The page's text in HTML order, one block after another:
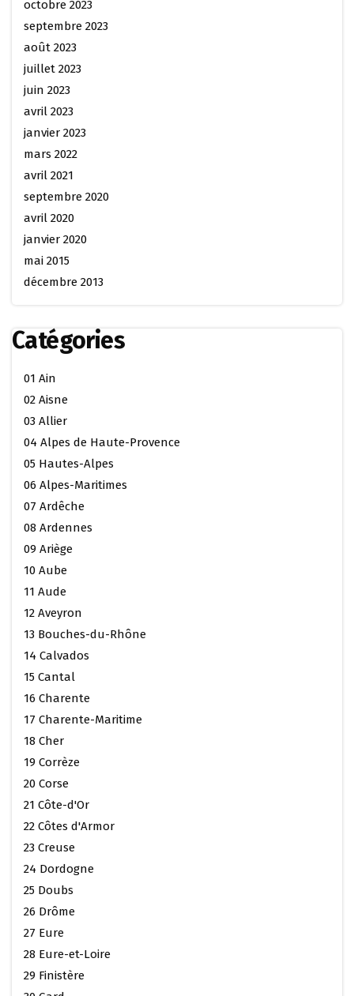
octobre 2023
septembre 2023
août 2023
juillet 2023
juin 2023
avril 2023
janvier 2023
mars 2022
avril 2021
septembre 2020
avril 2020
janvier 2020
mai 2015
décembre 2013
Catégories
01 Ain
02 Aisne
03 Allier
04 Alpes de Haute-Provence
05 Hautes-Alpes
06 Alpes-Maritimes
07 Ardêche
08 Ardennes
09 Ariège
10 Aube
11 Aude
12 Aveyron
13 Bouches-du-Rhône
14 Calvados
15 Cantal
16 Charente
17 Charente-Maritime
18 Cher
19 Corrèze
20 Corse
21 Côte-d'Or
22 Côtes d'Armor
23 Creuse
24 Dordogne
25 Doubs
26 Drôme
27 Eure
28 Eure-et-Loire
29 Finistère